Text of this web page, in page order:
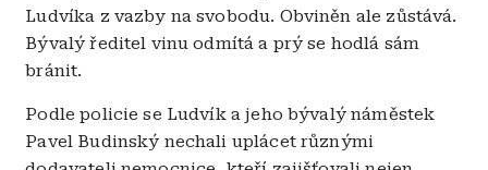
Ludvíka z vazby na svobodu. Obviněn ale zůstává.
Bývalý ředitel vinu odmítá a prý se hodlá sám
bránit.
Podle policie se Ludvík a jeho bývalý náměstek
Pavel Budinský nechali uplácet různými